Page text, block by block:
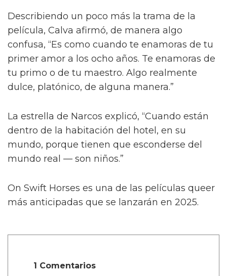
Describiendo un poco más la trama de la
película, Calva afirmó, de manera algo
confusa, “Es como cuando te enamoras de tu
primer amor a los ocho años. Te enamoras de
tu primo o de tu maestro. Algo realmente
dulce, platónico, de alguna manera.”
La estrella de Narcos explicó, “Cuando están
dentro de la habitación del hotel, en su
mundo, porque tienen que esconderse del
mundo real — son niños.”
On Swift Horses es una de las películas queer
más anticipadas que se lanzarán en 2025.
1 Comentarios